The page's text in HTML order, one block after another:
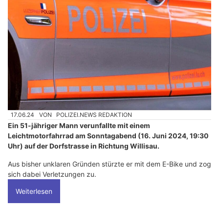
17.06.24 VON POLIZEI.NEWS REDAKTION
Ein 51-jähriger Mann verunfallte mit einem
Leichtmotorfahrrad am Sonntagabend (16. Juni 2024, 19:30
Uhr) auf der Dorfstrasse in Richtung Willisau.
Aus bisher unklaren Gründen stürzte er mit dem E-Bike und zog
sich dabei Verletzungen zu.
Weiterlesen